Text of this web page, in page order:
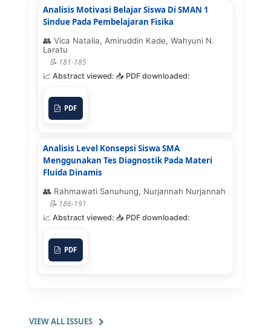
Analisis Motivasi Belajar Siswa Di SMAN 1
Sindue Pada Pembelajaran Fisika
Vica Natalia, Amiruddin Kade, Wahyuni N.
Laratu
181-185
PDF
Analisis Level Konsepsi Siswa SMA
Menggunakan Tes Diagnostik Pada Materi
Fluida Dinamis
Rahmawati Sanuhung, Nurjannah Nurjannah
186-191
PDF
VIEW ALL ISSUES